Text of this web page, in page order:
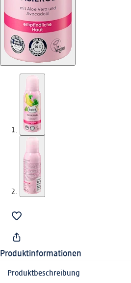
Produktinformationen
Produktbeschreibung